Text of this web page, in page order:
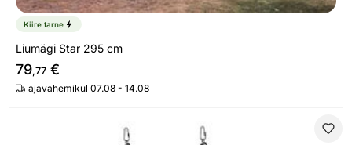
Kiire tarne
Liumägi Star 295 cm
79,77 €
ajavahemikul 07.08 - 14.08